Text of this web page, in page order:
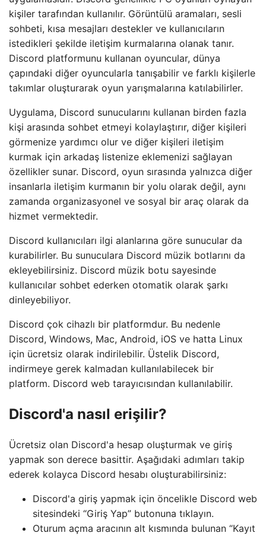
kişiler tarafından kullanılır. Görüntülü aramaları, sesli
sohbeti, kısa mesajları destekler ve kullanıcıların
istedikleri şekilde iletişim kurmalarına olanak tanır.
Discord platformunu kullanan oyuncular, dünya
çapındaki diğer oyuncularla tanışabilir ve farklı kişilerle
takımlar oluşturarak oyun yarışmalarına katılabilirler.
Uygulama, Discord sunucularını kullanan birden fazla
kişi arasında sohbet etmeyi kolaylaştırır, diğer kişileri
görmenize yardımcı olur ve diğer kişileri iletişim
kurmak için arkadaş listenize eklemenizi sağlayan
özellikler sunar. Discord, oyun sırasında yalnızca diğer
insanlarla iletişim kurmanın bir yolu olarak değil, aynı
zamanda organizasyonel ve sosyal bir araç olarak da
hizmet vermektedir.
Discord kullanıcıları ilgi alanlarına göre sunucular da
kurabilirler. Bu sunuculara Discord müzik botlarını da
ekleyebilirsiniz. Discord müzik botu sayesinde
kullanıcılar sohbet ederken otomatik olarak şarkı
dinleyebiliyor.
Discord çok cihazlı bir platformdur. Bu nedenle
Discord, Windows, Mac, Android, iOS ve hatta Linux
için ücretsiz olarak indirilebilir. Üstelik Discord,
indirmeye gerek kalmadan kullanılabilecek bir
platform. Discord web tarayıcısından kullanılabilir.
Discord'a nasıl erişilir?
Ücretsiz olan Discord'a hesap oluşturmak ve giriş
yapmak son derece basittir. Aşağıdaki adımları takip
ederek kolayca Discord hesabı oluşturabilirsiniz:
Discord'a giriş yapmak için öncelikle Discord web
sitesindeki “Giriş Yap” butonuna tıklayın.
Oturum açma aracının alt kısmında bulunan “Kayıt